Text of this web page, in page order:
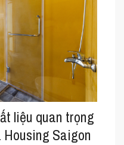
liệu quan trọng
Saigon